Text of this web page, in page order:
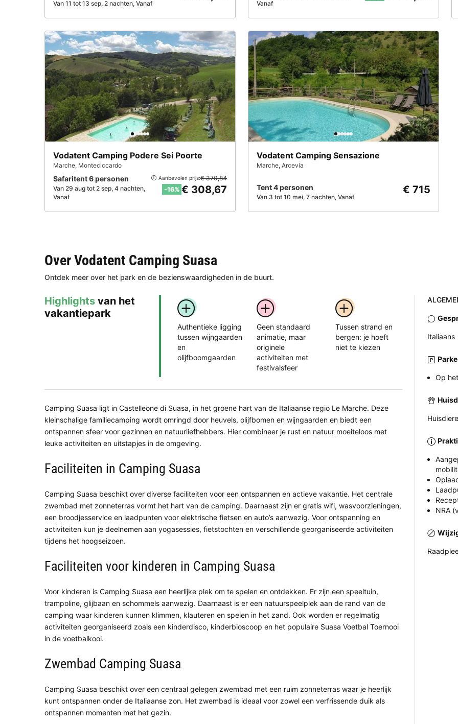
Van 11 tot 13 sep, 2 nachten, Vanaf
Vanaf
Vodatent Camping Podere Sei Poorte
Marche, Monteciccardo
Safaritent 6 personen
Van 29 aug tot 2 sep, 4 nachten,
Vanaf
Aanbevolen prijs:€ 370,84
-16% € 308,67
Vodatent Camping Sensazione
Marche, Arcevia
Tent 4 personen
Van 3 tot 10 mei, 7 nachten, Vanaf
€ 715
Over Vodatent Camping Suasa
Ontdek meer over het park en de bezienswaardigheden in de buurt.
Highlights van het
vakantiepark
Authentieke ligging
tussen wijngaarden
en
olijfboomgaarden
Geen standaard
animatie, maar
originele
activiteiten met
festivalsfeer
Tussen strand en
bergen: je hoeft
niet te kiezen
Camping Suasa ligt in Castelleone di Suasa, in het groene hart van de Italiaanse regio Le Marche. Deze
kleinschalige familiecamping wordt omringd door heuvels, olijfbomen en wijngaarden en biedt een
ontspannen sfeer voor gezinnen en natuurliefhebbers. Hier combineer je rust en natuur moeiteloos met
leuke activiteiten en uitstapjes in de omgeving.
Faciliteiten in Camping Suasa
Camping Suasa beschikt over diverse faciliteiten voor een ontspannen en actieve vakantie. Het centrale
zwembad met zonneterras vormt het hart van de camping. Daarnaast zijn er gratis wifi, wasvoorzieningen,
een broodjesservice en laadpunten voor elektrische fietsen en auto’s aanwezig. Voor ontspanning en
activiteiten kun je deelnemen aan yogasessies, fietstochten en verschillende georganiseerde activiteiten
tijdens het hoogseizoen.
Faciliteiten voor kinderen in Camping Suasa
Voor kinderen is Camping Suasa een heerlijke plek om te spelen en ontdekken. Er zijn een speeltuin,
trampoline, glijbaan en schommels aanwezig. Daarnaast is er een natuurspeelplek aan de rand van de
camping waar kinderen kunnen klimmen, klauteren en spelen in het zand. Ook worden er regelmatig
activiteiten georganiseerd zoals een kinderdisco, kinderbioscoop en het populaire Suasa Voetbal Toernooi
in de voetbalkooi.
Zwembad Camping Suasa
Camping Suasa beschikt over een centraal gelegen zwembad met een ruim zonneterras waar je heerlijk
kunt ontspannen onder de Italiaanse zon. Het zwembad is ideaal voor zowel een verfrissende duik als
ontspannen momenten met het gezin.
Italiaans
Op
NRA